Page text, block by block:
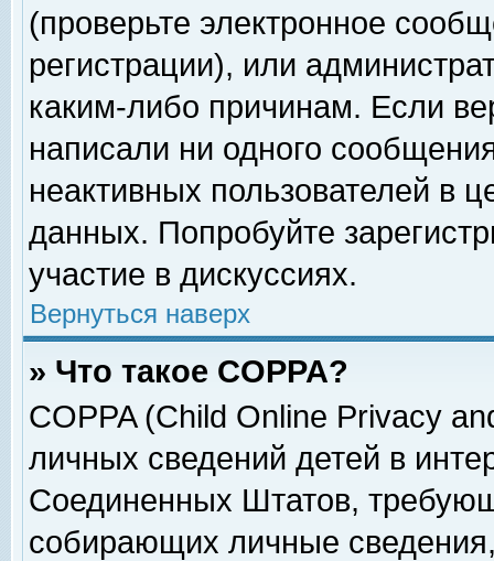
(проверьте электронное
регистрации), или
каким-либо причинам. Если
написали ни одного
неактивных пользователей в
данных. Попробуйте
участие в дискуссиях.
Вернуться наверх
» Что такое COPPA?
COPPA (Child Online Privacy
личных сведений детей в
Соединенных Штатов,
собирающих личные